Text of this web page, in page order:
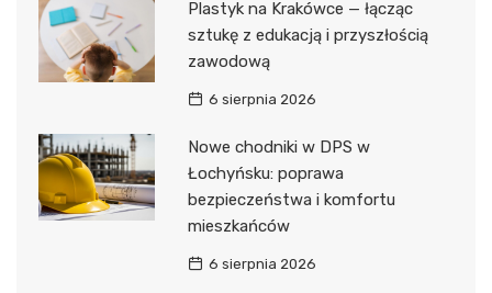
Plastyk na Krakówce — łącząc
sztukę z edukacją i przyszłością
zawodową
6 sierpnia 2026
Nowe chodniki w DPS w
Łochyńsku: poprawa
bezpieczeństwa i komfortu
mieszkańców
6 sierpnia 2026